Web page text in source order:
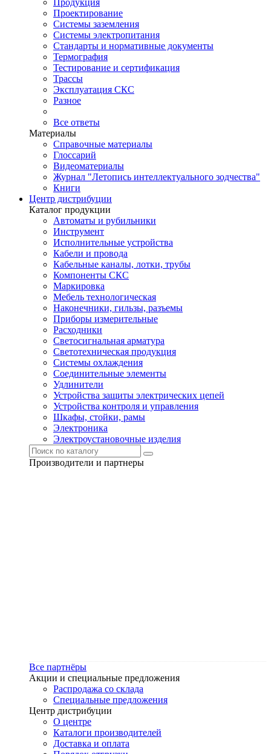
Проектирование
Системы заземления
Системы электропитания
Стандарты и нормативные документы
Термография
Тестирование и сертификация
Трассы
Эксплуатация СКС
Разное
Все ответы
Материалы
Справочные материалы
Глоссарий
Видеоматериалы
Журнал "Летопись интеллектуального зодчества"
Книги
Центр дистрибуции
Каталог продукции
Автоматы и рубильники
Инструмент
Исполнительные устройства
Кабели и провода
Кабельные каналы, лотки, трубы
Компоненты СКС
Маркировка
Мебель технологическая
Наконечники, гильзы, разъемы
Приборы измерительные
Расходники
Светосигнальная арматура
Светотехническая продукция
Системы охлаждения
Соединительные элементы
Удлинители
Устройства защиты электрических цепей
Устройства контроля и управления
Шкафы, стойки, рамы
Электроника
Электроустановочные изделия
Производители и партнеры
Все партнёры
Акции и специальные предложения
Распродажа со склада
Специальные предложения
Центр дистрибуции
О центре
Каталоги производителей
Доставка и оплата